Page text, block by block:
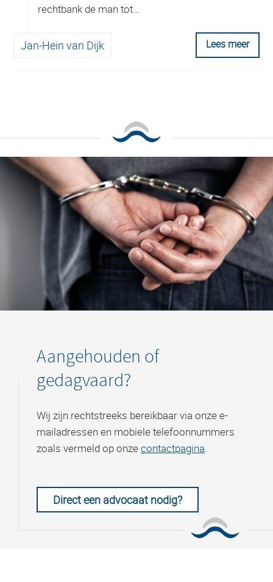
rechtbank de man tot…
Jan-Hein van Dijk Lees meer
Aangehouden of
gedagvaard?
Wij zijn rechtstreeks bereikbaar via onze e-
mailadressen en mobiele telefoonnummers
zoals vermeld op onzecontactpagina.
Direct een advocaat nodig?